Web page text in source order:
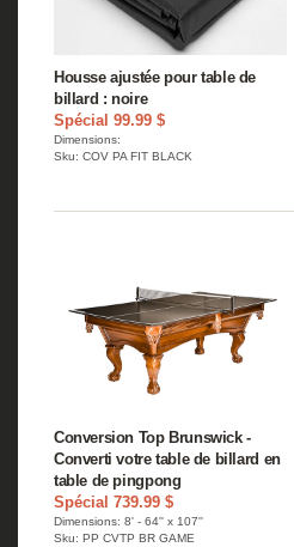
Housse ajustée pour table de
billard : noire
Spécial 99.99 $
Dimensions:
Sku: COV PA FIT BLACK
Conversion Top Brunswick -
Converti votre table de billard en
table de pingpong
Spécial 739.99 $
Dimensions: 8' - 64'' x 107''
Sku: PP CVTP BR GAME